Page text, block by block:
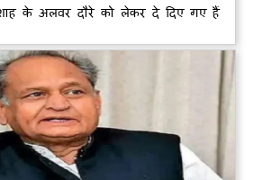
के अलवर दौरे को लेकर दे दिए गए हैं